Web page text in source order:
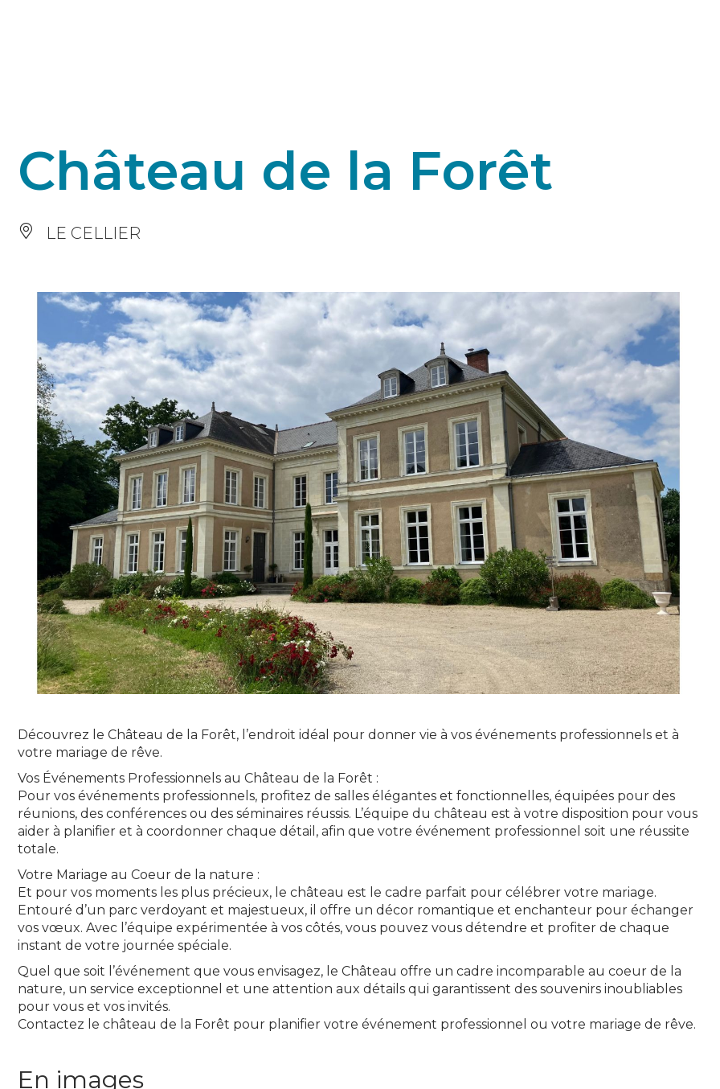
Château de la Forêt
LE CELLIER
Découvrez le Château de la Forêt, l’endroit idéal pour donner vie à vos événements professionnels et à
votre mariage de rêve.
Vos Événements Professionnels au Château de la Forêt :
Pour vos événements professionnels, profitez de salles élégantes et fonctionnelles, équipées pour des
réunions, des conférences ou des séminaires réussis. L’équipe du château est à votre disposition pour vous
aider à planifier et à coordonner chaque détail, afin que votre événement professionnel soit une réussite
totale.
Votre Mariage au Coeur de la nature :
Et pour vos moments les plus précieux, le château est le cadre parfait pour célébrer votre mariage.
Entouré d’un parc verdoyant et majestueux, il offre un décor romantique et enchanteur pour échanger
vos vœux. Avec l’équipe expérimentée à vos côtés, vous pouvez vous détendre et profiter de chaque
instant de votre journée spéciale.
Quel que soit l’événement que vous envisagez, le Château offre un cadre incomparable au coeur de la
nature, un service exceptionnel et une attention aux détails qui garantissent des souvenirs inoubliables
pour vous et vos invités.
Contactez le château de la Forêt pour planifier votre événement professionnel ou votre mariage de rêve.
En images